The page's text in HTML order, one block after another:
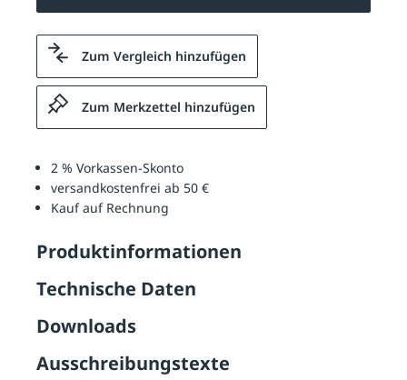
Zum Vergleich hinzufügen
Zum Merkzettel hinzufügen
2 % Vorkassen-Skonto
versandkostenfrei ab 50 €
Kauf auf Rechnung
Produktinformationen
Technische Daten
Downloads
Ausschreibungstexte